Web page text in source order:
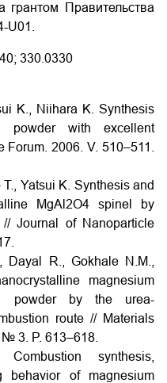
грантом Правительства
330.0330
K., Niihara K. Synthesis
powder with excellent
2006. V. 510–511.
Yatsui K. Synthesis and
MgAl2O4 spinel by
Journal of Nanoparticle
R., Gokhale N.M.,
magnesium
powder by the urea-
route // Materials
3. P. 613–618.
synthesis,
behavior of magnesium